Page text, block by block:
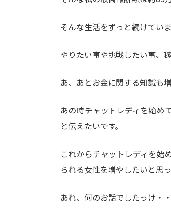
そんな生活をずっと続けていま
やりたい事や挑戦したい事、
あ、あとお金に関する知識も増
あの時チャットレディを始め
と伝えたいです。
これからチャットレディを始
られる女性を増やしたいと思
あれ、何のお話でしたっけ・